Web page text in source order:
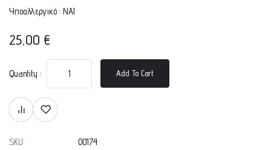
Υποαλλεργικό : ΝΑΙ
25,00 €
Quantity : Add To Cart
SKU:
00174